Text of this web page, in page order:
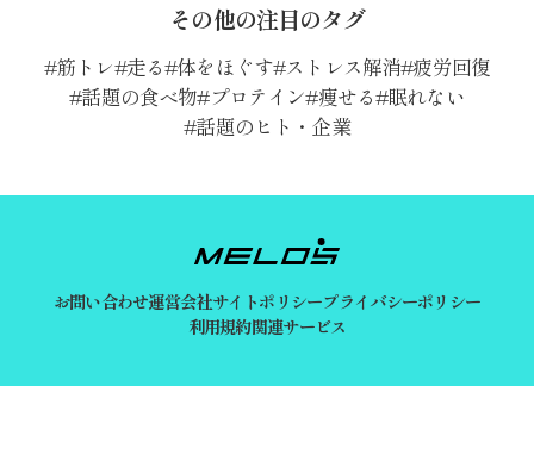
その他の注目のタグ
筋トレ 走る 体をほぐす ストレス解消 疲労回復
話題の食べ物 プロテイン 痩せる 眠れない
話題のヒト・企業
お問い合わせ運営会社サイトポリシープライバシーポリシー
利用規約関連サービス